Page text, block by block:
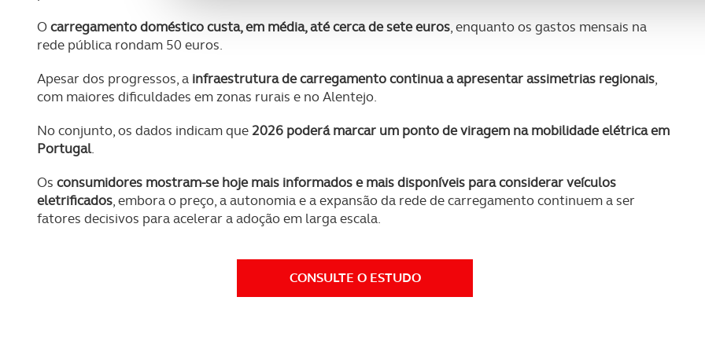
Adicionalmente partilhamos informação, relativa à sua utilização do nosso site de
e organizações na UE e em países terceiros.
consentimento e quando tal se afigure estritamente necessário no contexto dos serviços a
Realçamos que o bloqueio de certo tipo de Cookies e tecnologias similares pode ter impacto
Consulte a política de cookies do site.
Ocarregamento doméstico custa, em média, até cerca de sete euros, enquanto os gastos mensais na
rede pública rondam 50 euros.
Apesar dos progressos, a infraestrutura de carregamento continua a apresentar assimetrias regionais,
com maiores dificuldades em zonas rurais e no Alentejo.
No conjunto, os dados indicam que 2026 poderá marcar um ponto de viragem na mobilidade elétrica em
Portugal.
Os consumidores mostram-se hoje mais informados e mais disponíveis para considerar veículos
eletrificados, embora o preço, a autonomia e a expansão da rede de carregamento continuem a ser
fatores decisivos para acelerar a adoção em larga escala.
CONSULTE O ESTUDO